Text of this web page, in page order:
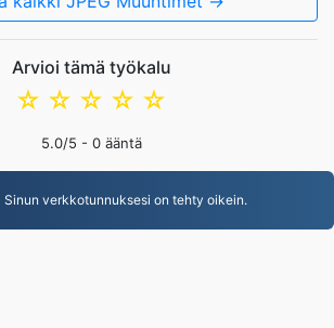
Arvioi tämä työkalu
☆
☆
☆
☆
☆
5.0/5 - 0ääntä
verkkotunnuksesi on tehty oikein.